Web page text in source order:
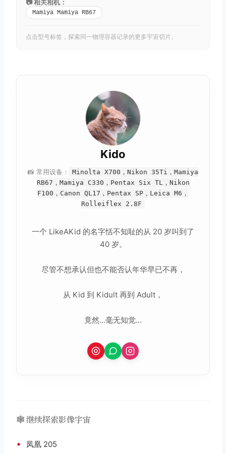
📷 相关相机：
Mamiya Mamiya RB67
点击型号标签，探索同一物理容器记录的更多宇宙切片。
Kido
📸 常用设备：
Minolta X700，Nikon 35Ti，Mamiya
RB67，Mamiya C330，Pentax Six TL，Nikon
F100，Canon QL17，Pentax SP，Leica M6，
Rolleiflex 2.8F
一个 LikeAKid 的名字恬不知耻的从 20 岁叫到了
40 岁。
尽管不想承认但也不能否认年华早已不再，
从 Kid 到 Kidult 再到 Adult，
竟然...毫无知觉...
🕸️ 继续探索影像宇宙
• 凤凰 205